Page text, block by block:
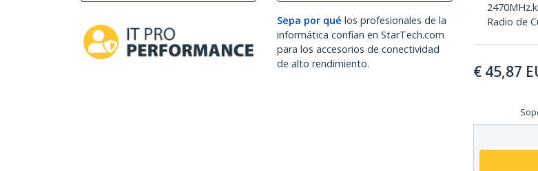
Sepa por qué los profesionales de la
informática confían en StarTech.com
para los accesorios de conectividad
de alto rendimiento.
Radio de
€ 45,87